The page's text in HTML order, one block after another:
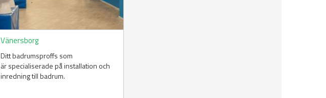
Vänersborg
Ditt badrumsproffs som
är specialiserade på installation och
inredning till badrum.